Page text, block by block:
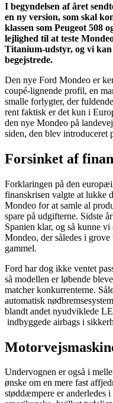
I begyndelsen af året
en ny version, som skal
klassen som Peugeot 508
lejlighed til at teste
Titanium-udstyr, og vi
begejstrede.
Den nye Ford Mondeo er
coupé-lignende profil, en
smalle forlygter, der
rent faktisk er det kun i
den nye Mondeo på
siden, den blev introduceret
Forsinket af
Forklaringen på den
finanskrisen valgte at lukke
Mondeo for at samle al
spare på udgifterne. Sidste
Spanien klar, og så kunne
Mondeo, der således i
gammel.
Ford har dog ikke ventet
så modellen er løbende
matcher konkurrenterne.
automatisk
blandt andet nyudviklede
indbyggede airbags i
Undervognen er også i
ønske om en mere fast
støddæmpere er anderledes